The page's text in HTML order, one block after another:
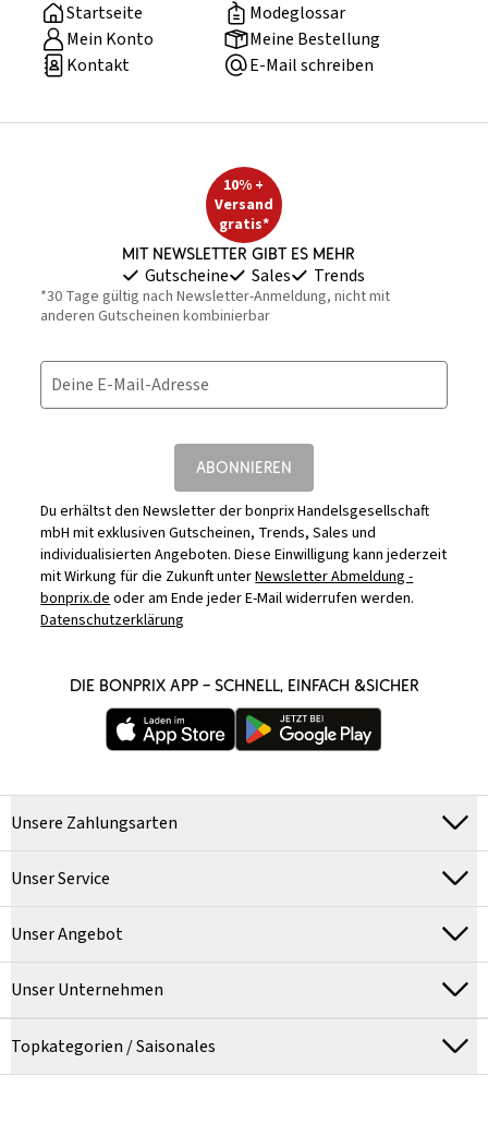
Startseite
Modeglossar
Mein Konto
Meine Bestellung
Kontakt
E-Mail schreiben
10% +
Versand
gratis*
Mit Newsletter gibt es mehr
Gutscheine Sales Trends
*30 Tage gültig nach Newsletter-Anmeldung, nicht mit
anderen Gutscheinen kombinierbar
Deine E-Mail-Adresse
ABONNIEREN
Du erhältst den Newsletter der bonprix Handelsgesellschaft
mbH mit exklusiven Gutscheinen, Trends, Sales und
individualisierten Angeboten. Diese Einwilligung kann jederzeit
mit Wirkung für die Zukunft unterNewsletter Abmeldung -
bonprix.deoder am Ende jeder E-Mail widerrufen werden.
Datenschutzerklärung
DIE BONPRIX APP – SCHNELL, EINFACH &SICHER
Unsere Zahlungsarten
Unser Service
Unser Angebot
Unser Unternehmen
Topkategorien / Saisonales